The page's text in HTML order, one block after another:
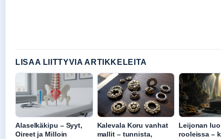
LISAA LIITTYVIA ARTIKKELEITA
Alaselkäkipu – Syyt,
Oireet ja Milloin
Kalevala Koru vanhat
mallit – tunnista,
Leijonan
rooleissa –